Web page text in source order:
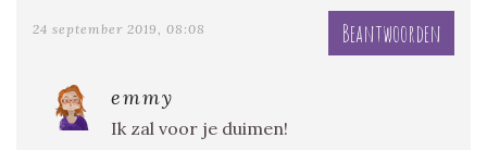
24 september 2019, 08:08 Beantwoorden
emmy
Ik zal voor je duimen!